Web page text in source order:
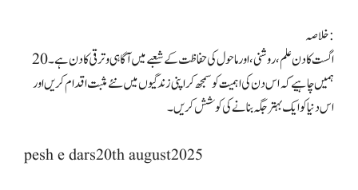
خلاصہ:
20 اگست کا دن علم، روشنی، اور ماحول کی حفاظت کے شعبے میں آگاہی و ترقی کا دن ہے۔
ہمیں چاہیے کہ اس دن کی اہمیت کو سمجھ کر اپنی زندگیوں میں نئے مثبت اقدام کریں اور
اس دنیا کو ایک بہتر جگہ بنانے کی کوشش کریں۔
pesh e dars20th august2025